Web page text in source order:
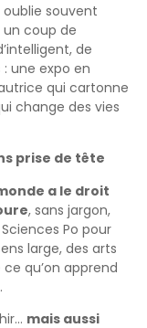
souvent
coup de
de
une expo en
qui cartonne
change des vies
prise de tête
a le droit
, sans jargon,
Po pour
large, des arts
qu’on apprend
mais aussi